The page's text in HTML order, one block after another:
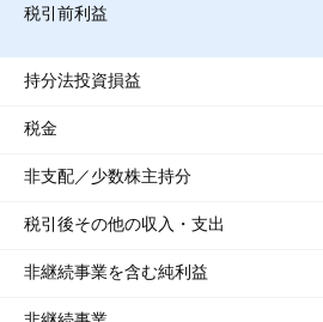
税引前利益
持分法投資損益
税金
非支配／少数株主持分
税引後その他の収入・支出
非継続事業を含む純利益